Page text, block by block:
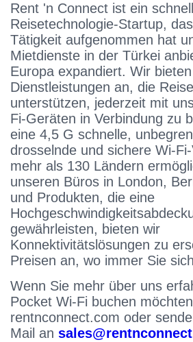
Rent 'n Connect ist ein
Reisetechnologie-Startup,
Tätigkeit aufgenommen hat
Mietdienste in der Türkei
Europa expandiert. Wir
Dienstleistungen an, die
unterstützen, jederzeit mit
Fi-Geräten in Verbindung zu
eine 4,5 G schnelle,
drosselnde und sichere Wi-
mehr als 130 Ländern
unseren Büros in London,
und Produkten, die eine
gewährleisten, bieten wir
Konnektivitätslösungen zu
Preisen an, wo immer Sie
Wenn Sie mehr über uns
Pocket Wi-Fi buchen
rentnconnect.com oder
Mail an